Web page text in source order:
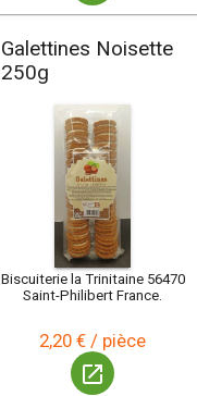
Galettines Noisette
250g
Biscuiterie la Trinitaine 56470
Saint-Philibert France.
2,20 € / pièce
launch